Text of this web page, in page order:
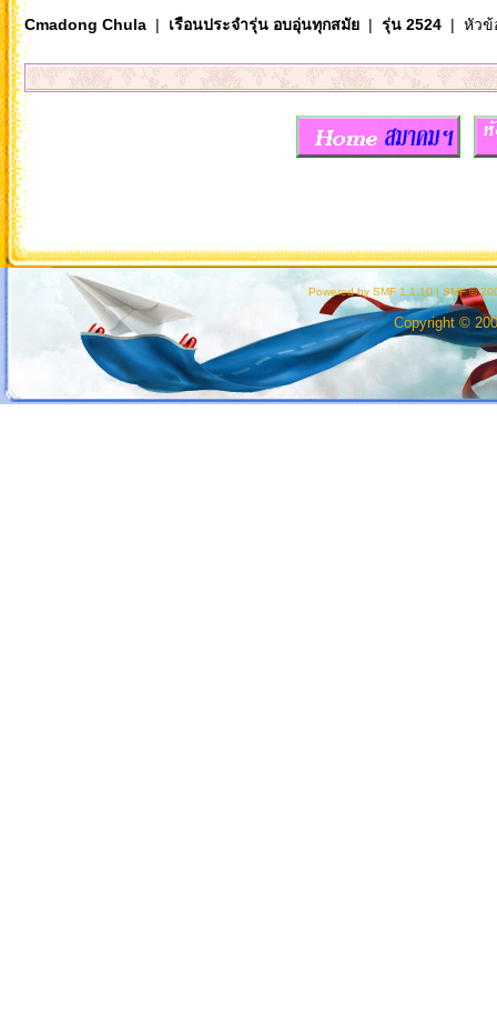
Cmadong Chula| เรือนประจำรุ่น อบอุ่นทุกสมัย| รุ่น 2524| หัวข้
Powered by SMF 1.1.10 | SMF ©
Copyright ©